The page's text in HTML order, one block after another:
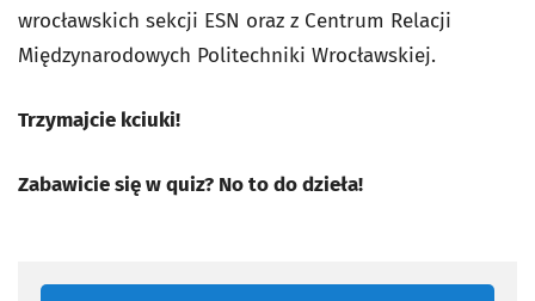
wrocławskich sekcji ESN oraz z Centrum Relacji
Międzynarodowych Politechniki Wrocławskiej.
Trzymajcie kciuki!
Zabawicie się w quiz? No to do dzieła!